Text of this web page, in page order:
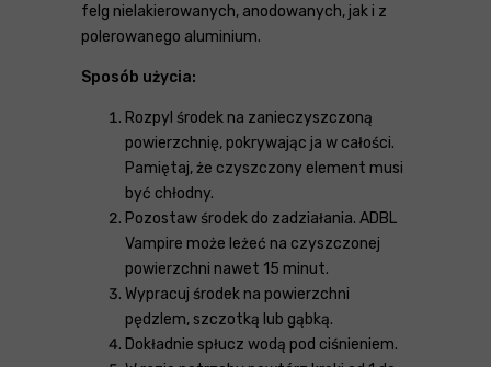
felg nielakierowanych, anodowanych, jak i z
polerowanego aluminium.
Sposób użycia:
Rozpyl środek na zanieczyszczoną
powierzchnię, pokrywając ja w całości.
Pamiętaj, że czyszczony element musi
być chłodny.
Pozostaw środek do zadziałania. ADBL
Vampire może leżeć na czyszczonej
powierzchni nawet 15 minut.
Wypracuj środek na powierzchni
pędzlem, szczotką lub gąbką.
Dokładnie spłucz wodą pod ciśnieniem.